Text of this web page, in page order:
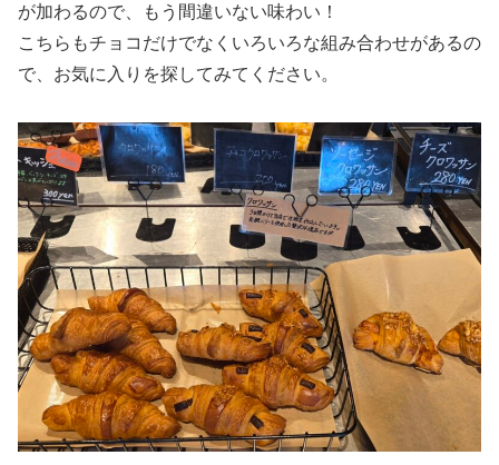
が加わるので、もう間違いない味わい！
こちらもチョコだけでなくいろいろな組み合わせがあるの
で、お気に入りを探してみてください。